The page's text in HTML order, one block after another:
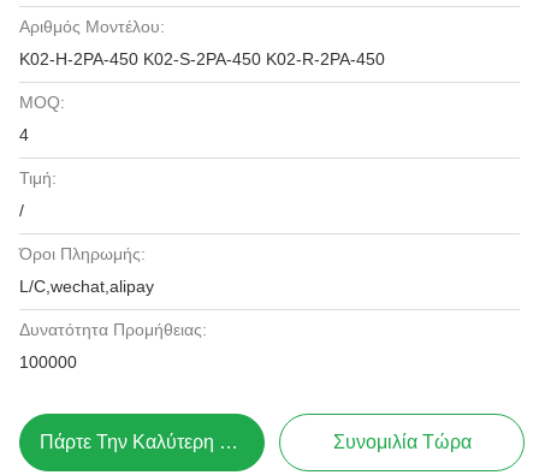
Αριθμός Μοντέλου:
K02-H-2PA-450 K02-S-2PA-450 K02-R-2PA-450
MOQ:
4
Τιμή:
/
Όροι Πληρωμής:
L/C,wechat,alipay
Δυνατότητα Προμήθειας:
100000
Πάρτε Την Καλύτερη Τιμή Συνομιλία Τώρα